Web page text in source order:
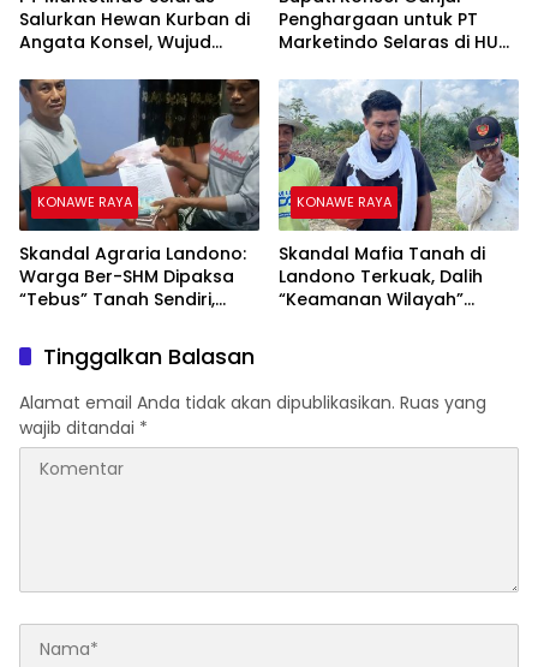
Salurkan Hewan Kurban di
Angata Konsel, Wujud
1447
Penghargaan untuk PT
Marketindo Selaras di HUT
KONAWE RAYA
‎Skandal Agraria Landono:
Warga Ber-SHM Dipaksa
“Tebus” Tanah Sendiri,
KONAWE RAYA
Skandal Mafia Tanah di
Landono Terkuak, Dalih
“Keamanan Wilayah”
Tinggalkan Balasan
Alamat email Anda tidak akan dipublikasikan. Ruas yang
wajib ditandai *